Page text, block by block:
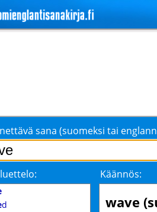
sana (suomeksi tai
Käännös:
d
wave